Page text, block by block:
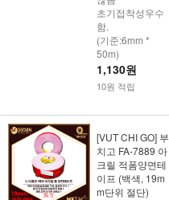
초기접착성우수
함.
(기준:6mm *
50m)
1,130원
10원 적립
[VUT CHI GO] 부
치고 FA-7889 아
크릴 적폼양면테
이프 (백색, 19m
m단위 절단)